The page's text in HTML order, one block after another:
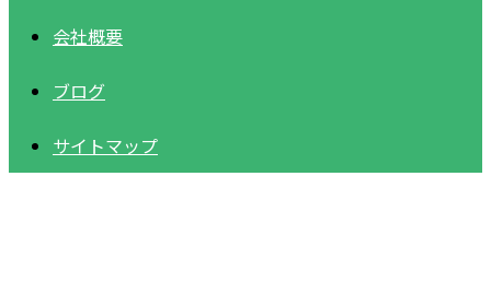
会社概要
ブログ
サイトマップ